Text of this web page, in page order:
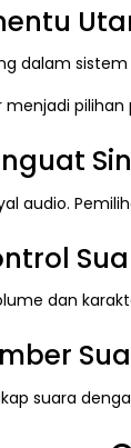
dalam
menjadi
audio.
dan
suara